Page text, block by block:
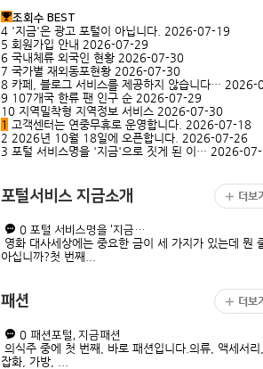
조회수 BEST
4 '지금'은 광고 포털이 아닙니다. 2026-07-19
5 회원가입 안내 2026-07-29
6 국내체류 외국인 현황 2026-07-30
7 국가별 재외동포현황 2026-07-30
8 카페, 블로그 서비스를 제공하지 않습니다… 2026-
9 107개국 한류 팬 인구 순 2026-07-29
10 지역밀착형 지역정보 서비스 2026-07-30
1 고객센터는 연중무휴로 운영합니다. 2026-07-18
2 2026년 10월 18일에 오픈합니다. 2026-07-26
3 포털 서비스명을 '지금'으로 짓게 된 이… 2026-
포털서비스 지금소개 더보
0 포털 서비스명을 '지금…
영화 대사세상에는 중요한 금이 세 가지가 있는데 뭔
아십니까?첫 번째...
패션 더보
0 패션포털, 지금패션
의식주 중에 첫 번째, 바로 패션입니다.의류, 액세서리,
잡화, 가방, ...